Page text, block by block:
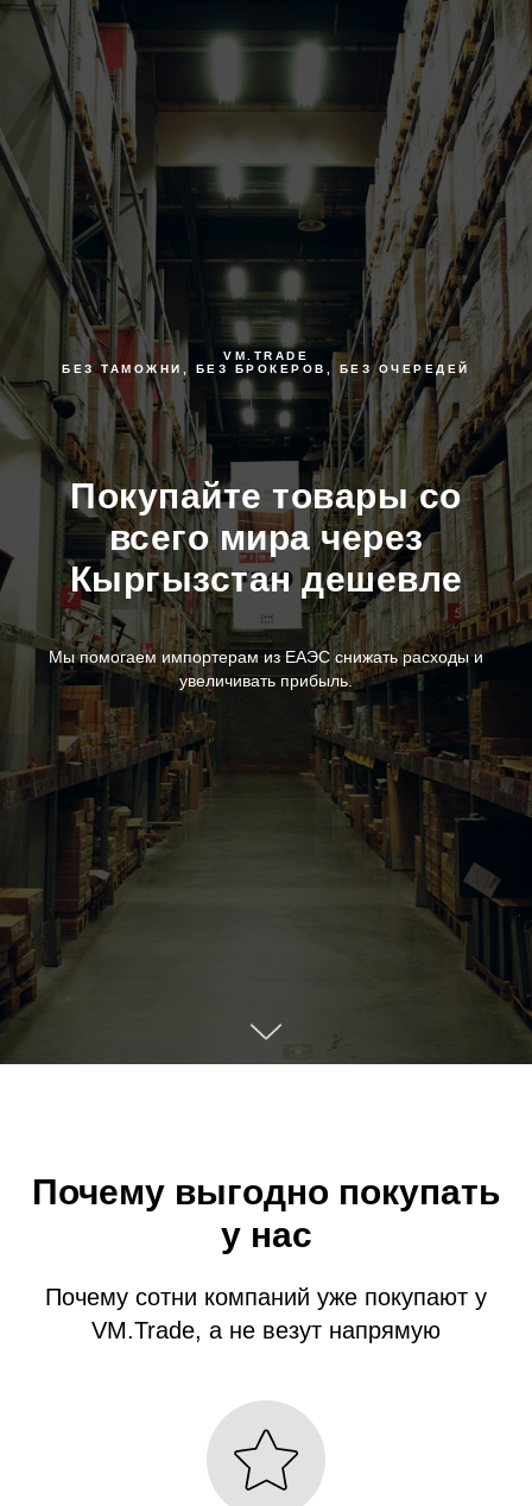
VM.TRADE
БЕЗ ТАМОЖНИ, БЕЗ БРОКЕРОВ, БЕЗ ОЧЕРЕДЕЙ
Покупайте товары со
всего мира через
Кыргызстан дешевле
Мы помогаем импортерам из ЕАЭС снижать расходы и
увеличивать прибыль.
Почему выгодно покупать
у нас
Почему сотни компаний уже покупают у
VM.Trade, а не везут напрямую